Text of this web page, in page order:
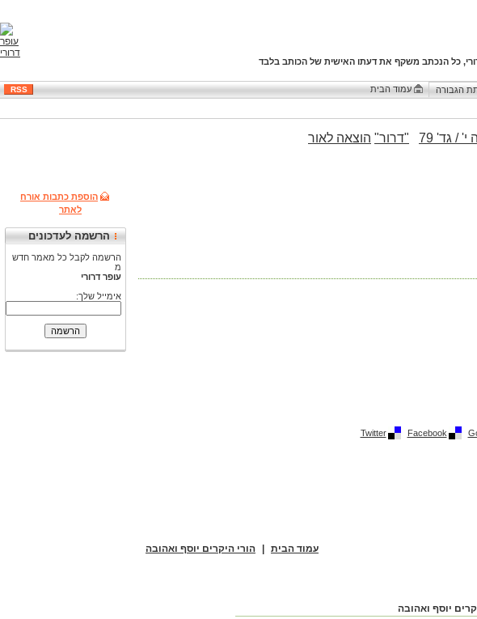
כל הנכתב משקף את דעתו האישית של הכותב בלבד
RSS הגבורה עמוד הבית
הוספת כתבות אורח
לאתר
הרשמה לעדכונים
הרשמה לקבל כל מאמר חדש
מ
עופר דרורי
אימייל שלך:
י' / גד' 79 "דרור" הוצאה לאור
Facebook
Twitter
עמוד הבית הורי היקרים יוסף ואהובה
יוסף ואהובה